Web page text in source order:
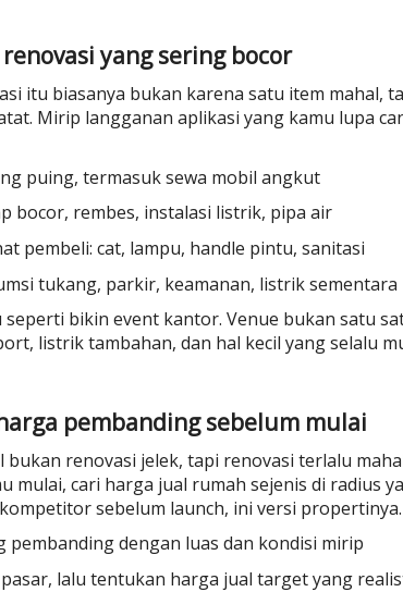
yang sering bocor
itu biasanya bukan karena satu item mahal,
Mirip langganan aplikasi yang kamu lupa
puing, termasuk sewa mobil angkut
bocor, rembes, instalasi listrik, pipa air
pembeli: cat, lampu, handle pintu, sanitasi
tukang, parkir, keamanan, listrik sementara
bikin event kantor. Venue bukan satu
listrik tambahan, dan hal kecil yang selalu
pembanding sebelum mulai
bukan renovasi jelek, tapi renovasi terlalu
mulai, cari harga jual rumah sejenis di radius
sebelum launch, ini versi propertinya.
pembanding dengan luas dan kondisi mirip
lalu tentukan harga jual target yang